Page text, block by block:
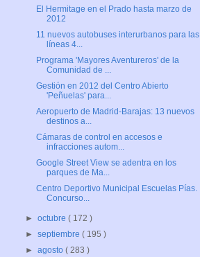
El Hermitage en el Prado hasta marzo de
2012
11 nuevos autobuses interurbanos para las
líneas 4...
Programa 'Mayores Aventureros' de la
Comunidad de ...
Gestión en 2012 del Centro Abierto
'Peñuelas' para...
Aeropuerto de Madrid-Barajas: 13 nuevos
destinos a...
Cámaras de control en accesos e
infracciones autom...
Google Street View se adentra en los
parques de Ma...
Centro Deportivo Municipal Escuelas Pías.
Concurso...
►octubre( 172 )
►septiembre( 195 )
►agosto( 283 )